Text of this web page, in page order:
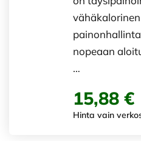
nopeaan
…
15,88 €
Hinta vain